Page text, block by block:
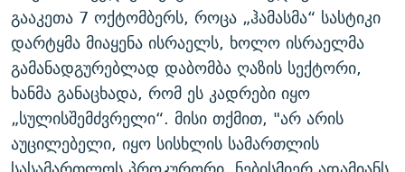
გააკეთა 7 ოქტომბერს, როცა „ჰამასმა“ სასტიკი
დარტყმა მიაყენა ისრაელს, ხოლო ისრაელმა
გამანადგურებლად დაბომბა ღაზის სექტორი,
ხანმა განაცხადა, რომ ეს კადრები იყო
„სულისშემძვრელი“. მისი თქმით, "არ არის
აუცილებელი, იყო სისხლის სამართლის